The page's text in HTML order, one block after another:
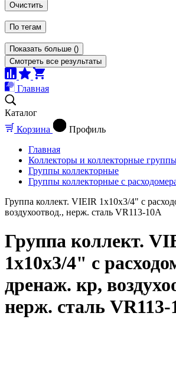
Очистить
По тегам
Показать больше ()
Смотреть все результаты
Главная
Каталог
Корзина
Профиль
Главная
Коллекторы и коллекторные
Группы коллекторные
Группы коллекторные с
Группа коллект. VIEIR 1х10х3/4" с
воздухоотвод., нерж. сталь VR113-10A
Группа коллект.
1х10х3/4" с
дренаж. кр,
нерж. сталь VR113-